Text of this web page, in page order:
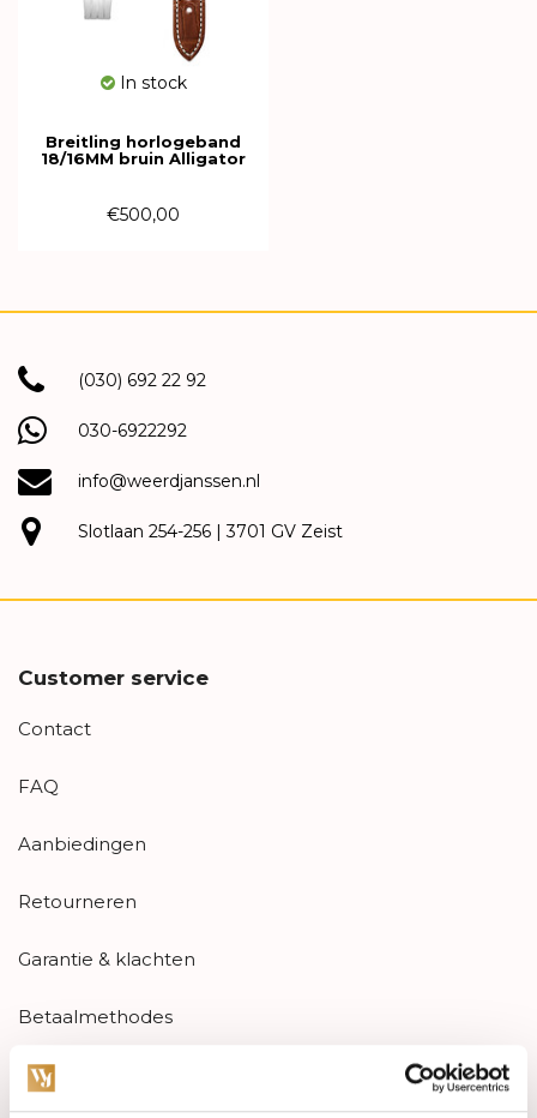
In stock
Breitling horlogeband
18/16MM bruin Alligator
€500,00
(030) 692 22 92
030-6922292
info@weerdjanssen.nl
Slotlaan 254-256 | 3701 GV Zeist
Customer service
Contact
FAQ
Aanbiedingen
Retourneren
Garantie & klachten
Betaalmethodes
Sitemap